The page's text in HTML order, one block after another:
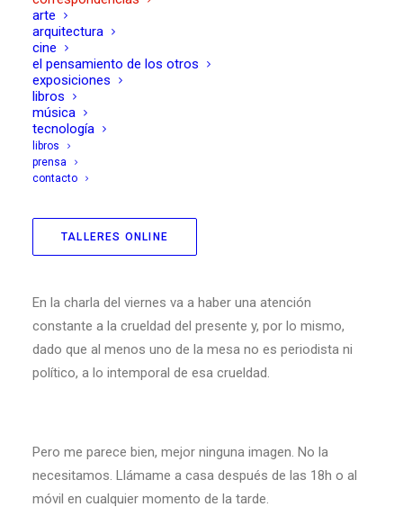
arte
arquitectura
cine
el pensamiento de los otros
exposiciones
libros
música
tecnología
libros
prensa
contacto
TALLERES ONLINE
Querido, «la que está cayendo» es una frase que se
podía decir hace también 150 años. Y mucho antes. No
vamos a guiarnos ahora por el impresionismo del índice
de paro, de desahucios y de lo que en términos
económico-capitalistas se llama crisis. La crisis, como
ahí.
En la charla del viernes va a haber una atención
constante a la crueldad del presente y, por lo mismo,
dado que al menos uno de la mesa no es periodista ni
político, a lo intemporal de esa crueldad.
Pero me parece bien, mejor ninguna imagen. No la
necesitamos. Llámame a casa después de las 18h o al
móvil en cualquier momento de la tarde.